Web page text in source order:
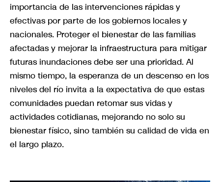
importancia de las intervenciones rápidas y
efectivas por parte de los gobiernos locales y
nacionales. Proteger el bienestar de las familias
afectadas y mejorar la infraestructura para mitigar
futuras inundaciones debe ser una prioridad. Al
mismo tiempo, la esperanza de un descenso en los
niveles del río invita a la expectativa de que estas
comunidades puedan retomar sus vidas y
actividades cotidianas, mejorando no solo su
bienestar físico, sino también su calidad de vida en
el largo plazo.